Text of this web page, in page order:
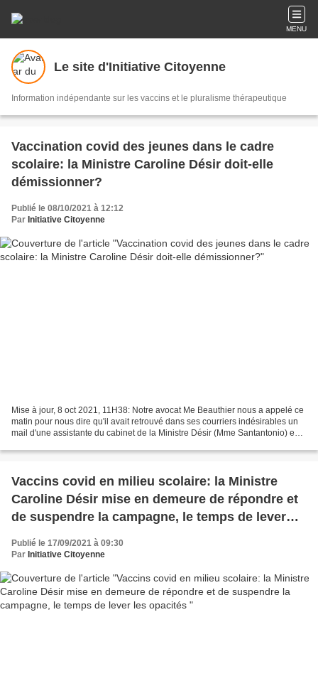
MENU
Le site d'Initiative Citoyenne
Information indépendante sur les vaccins et le pluralisme thérapeutique
Vaccination covid des jeunes dans le cadre
scolaire: la Ministre Caroline Désir doit-elle
démissionner?
Publié le 08/10/2021 à 12:12
Par Initiative Citoyenne
Mise à jour, 8 oct 2021, 11H38: Notre avocat Me Beauthier nous a appelé ce
matin pour nous dire qu'il avait retrouvé dans ses courriers indésirables un
mail d'une assistante du cabinet de la Ministre Désir (Mme Santantonio) en
Vaccins covid en milieu scolaire: la Ministre
Caroline Désir mise en demeure de répondre et
de suspendre la campagne, le temps de lever
Publié le 17/09/2021 à 09:30
Par Initiative Citoyenne